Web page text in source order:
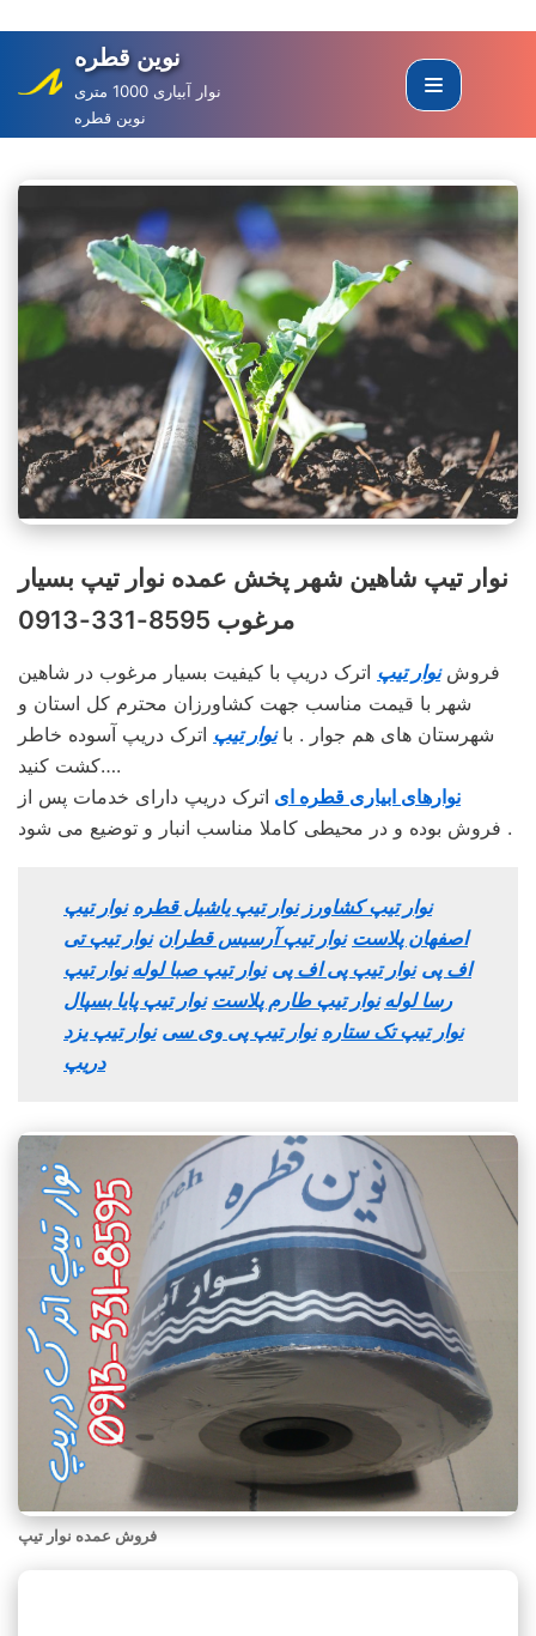
to
content
نوین قطره
نوار آبیاری 1000 متری
نوین قطره
نوار تیپ شاهین شهر پخش عمده نوار تیپ بسیار
مرغوب 8595-331-0913
فروشنوار تیپ اترک دریپ با کیفیت بسیار مرغوب در شاهین
شهر با قیمت مناسب جهت کشاورزان محترم کل استان و
شهرستان های هم جوار . بانوار تیپ اترک دریپ آسوده خاطر
کشت کنید….
نوارهای ابیاری قطره ای اترک دریپ دارای خدمات پس از
فروش بوده و در محیطی کاملا مناسب انبار و توضیع می شود .
نوار تیپ کشاورز نوار تیپ یاشیل قطره نوار تیپ
اصفهان پلاست نوار تیپ آرسیس قطران نوار تیپ تی
اف پی نوار تیپ پی اف پی نوار تیپ صبا لوله نوار تیپ
رسا لوله نوار تیپ طارم پلاست نوار تیپ پایا بسپال
نوار تیپ تک ستاره نوار تیپ پی وی سی نوار تیپ یزد
دریپ
فروش عمده نوار تیپ